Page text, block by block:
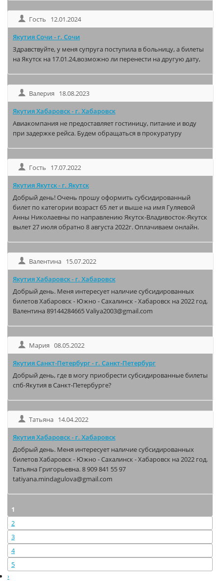
Гость 12.01.2024
Якутия Сочи - г. Сочи
Здравствуйте, у меня супруга поступила в больницу, а билеты
на Якутск на 17.01.24,возможно ли перенести на другую дату,
Валерия 18.08.2023
Якутия Хабаровск - г. Хабаровск
Авиакомпания не предоставляет гостиницу, питание и воду
при задержке рейса. Будем обращаться в прокуратуру
Гость 17.07.2022
Якутия Якутск - г. Якутск
Добрый день! Очень прошу оформить субсидированный
билет по категории возраст 65 лет и выше на имя Гуляевой
Анны Николаевны по направлению Якутск-Владивосток-Якутск
вылет 27 июля обратно 8 августа 2022г. Оплачиваем онлайн.
Валентина 15.07.2022
Якутия Хабаровск - г. Хабаровск
Добрый день. Меня интересует наличие субсидированных
билетов Хабаровск - Южно - Сахалинск - Хабаровск на 2022 год.
Валентина 89144284665 Valiya2003@gmail.com
Мария 08.05.2022
Якутия Санкт-Петербург - г. Санкт-Петербург
Добрый день, где в могу приобрести субсидированные билеты
спб-Якутия в Санкт-Петербурге?
Татьяна 14.04.2022
Якутия Хабаровск - г. Хабаровск
Добрый день. Меня интересует наличие субсидированных
билетов Хабаровск - Южно - Сахалинск - Хабаровск на 2022 год.
Татьяна Григорьевна. 8 909 841 55 97
tatiyana.mindagulova@gmail.com
1
2
3
4
5
›